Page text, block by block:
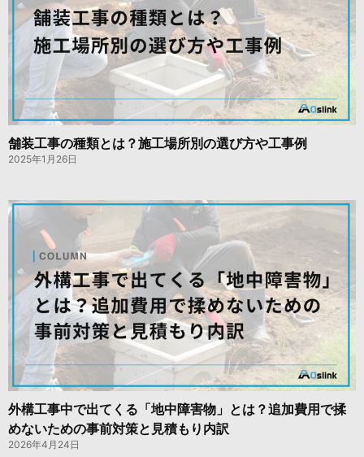
舗装工事の種類とは？施工場所別の選び方や工事例
2025年1月26日
外構工事中で出てくる「地中障害物」とは？追加費用で揉
めないための事前対策と見積もり内訳
2026年4月24日